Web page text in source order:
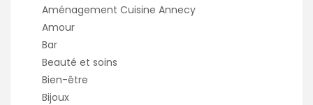
Aménagement Cuisine Annecy
Amour
Bar
Beauté et soins
Bien-être
Bijoux